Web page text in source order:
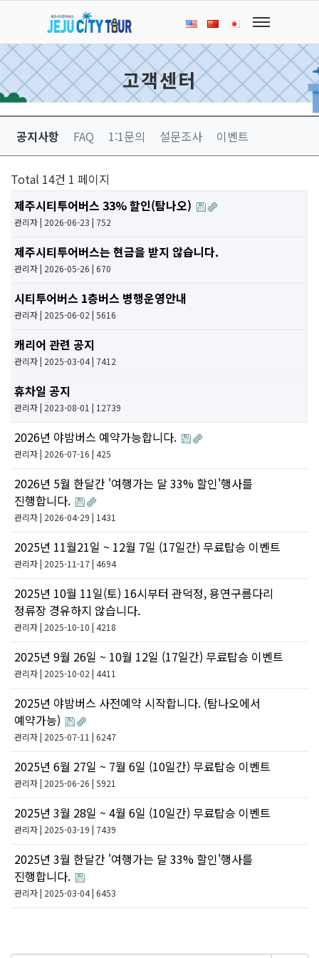
고객센터
공지사항 FAQ 1:1문의 설문조사 이벤트
Total 14건 1 페이지
제주시티투어버스 33% 할인(탐나오)
관리자| 2026-06-23 | 752
제주시티투어버스는 현금을 받지 않습니다.
관리자| 2026-05-26 | 670
시티투어버스 1층버스 병행운영안내
관리자| 2025-06-02 | 5616
캐리어 관련 공지
관리자| 2025-03-04 | 7412
휴차일 공지
관리자| 2023-08-01 | 12739
2026년 야밤버스 예약가능합니다.
관리자| 2026-07-16 | 425
2026년 5월 한달간 '여행가는 달 33% 할인'행사를
진행합니다.
관리자| 2026-04-29 | 1431
2025년 11월21일 ~ 12월 7일 (17일간) 무료탑승 이벤트
관리자| 2025-11-17 | 4694
2025년 10월 11일(토) 16시부터 관덕정, 용연구름다리
정류장 경유하지 않습니다.
관리자| 2025-10-10 | 4218
2025년 9월 26일 ~ 10월 12일 (17일간) 무료탑승 이벤트
관리자| 2025-10-02 | 4411
2025년 야밤버스 사전예약 시작합니다. (탐나오에서
예약가능)
관리자| 2025-07-11 | 6247
2025년 6월 27일 ~ 7월 6일 (10일간) 무료탑승 이벤트
관리자| 2025-06-26 | 5921
2025년 3월 28일 ~ 4월 6일 (10일간) 무료탑승 이벤트
관리자| 2025-03-19 | 7439
2025년 3월 한달간 '여행가는 달 33% 할인'행사를
진행합니다.
관리자| 2025-03-04 | 6453